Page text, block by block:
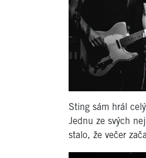
Sting sám hrál
Jednu ze svých
stalo, že večer